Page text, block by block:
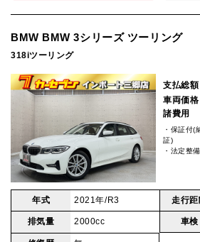
BMW BMW 3シリーズ ツーリング
318iツーリング
支払総
車両価格
諸費用
・保証付(
証)
・法定整
年式 2021年/R3 走行
排気量 2000cc 車検